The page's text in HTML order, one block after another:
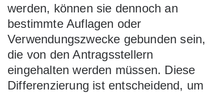
werden, können sie dennoch an
bestimmte Auflagen oder
Verwendungszwecke gebunden sein,
die von den Antragsstellern
eingehalten werden müssen. Diese
Differenzierung ist entscheidend, um